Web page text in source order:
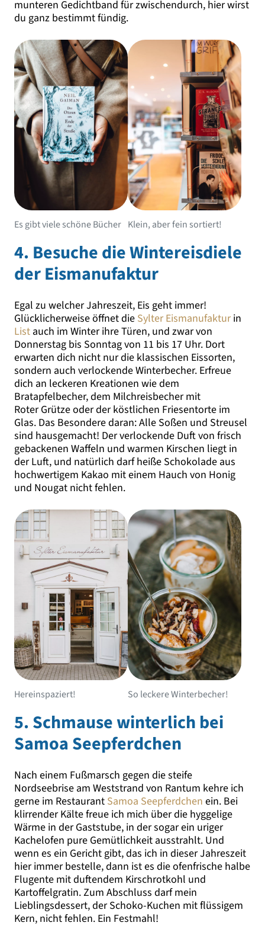
munteren Gedichtband für zwischendurch, hier wirst
du ganz bestimmt fündig.
Es gibt viele schöne Bücher Klein, aber fein sortiert!
4. Besuche die Wintereisdiele
der Eismanufaktur
Egal zu welcher Jahreszeit, Eis geht immer!
Glücklicherweise öffnet die Sylter Eismanufakturin
List auch im Winter ihre Türen, und zwar von
Donnerstag bis Sonntag von 11 bis 17 Uhr. Dort
erwarten dich nicht nur die klassischen Eissorten,
sondern auch verlockende Winterbecher. Erfreue
dich an leckeren Kreationen wie dem
Bratapfelbecher, dem Milchreisbecher mit
Roter Grütze oder der köstlichen Friesentorte im
Glas. Das Besondere daran: Alle Soßen und Streusel
sind hausgemacht! Der verlockende Duft von frisch
gebackenen Waffeln und warmen Kirschen liegt in
der Luft, und natürlich darf heiße Schokolade aus
hochwertigem Kakao mit einem Hauch von Honig
und Nougat nicht fehlen.
Hereinspaziert! So leckere Winterbecher!
5. Schmause winterlich bei
Samoa Seepferdchen
Nach einem Fußmarsch gegen die steife
Nordseebrise am Weststrand von Rantum kehre ich
gerne im Restaurant Samoa Seepferdchen ein. Bei
klirrender Kälte freue ich mich über die hyggelige
Wärme in der Gaststube, in der sogar ein uriger
Kachelofen pure Gemütlichkeit ausstrahlt. Und
wenn es ein Gericht gibt, das ich in dieser Jahreszeit
hier immer bestelle, dann ist es die ofenfrische halbe
Flugente mit duftendem Kirschrotkohl und
Kartoffelgratin. Zum Abschluss darf mein
Lieblingsdessert, der Schoko-Kuchen mit flüssigem
Kern, nicht fehlen. Ein Festmahl!